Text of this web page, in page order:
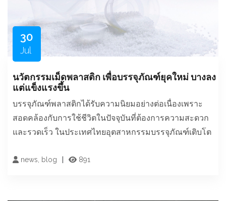
30
Jul
นวัตกรรมเม็ดพลาสติก เพื่อบรรจุภัณฑ์ยุคใหม่ บางลง
แต่แข็งแรงขึ้น
บรรจุภัณฑ์พลาสติกได้รับความนิยมอย่างต่อเนื่องเพราะ
สอดคล้องกับการใช้ชีวิตในปัจจุบันที่ต้องการความสะดวก
และรวดเร็ว ในประเทศไทยอุตสาหกรรมบรรจุภัณฑ์เติบโต
news, blog 891